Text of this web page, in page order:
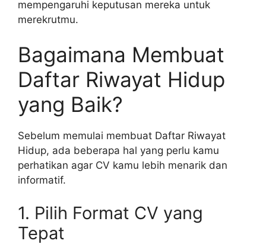
mempengaruhi keputusan mereka untuk
merekrutmu.
Bagaimana Membuat
Daftar Riwayat Hidup
yang Baik?
Sebelum memulai membuat Daftar Riwayat
Hidup, ada beberapa hal yang perlu kamu
perhatikan agar CV kamu lebih menarik dan
informatif.
1. Pilih Format CV yang
Tepat